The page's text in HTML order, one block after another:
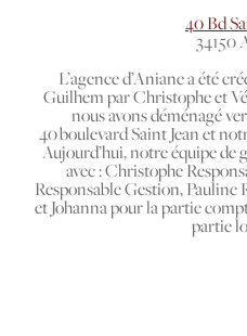
40 Bd
34150
L’agence d’Aniane a été
Guilhem par Christophe et
nous avons déménagé
40 boulevard Saint Jean et
Aujourd’hui, notre équipe de
avec : Christophe
Responsable Gestion,
et Johanna pour la partie
partie